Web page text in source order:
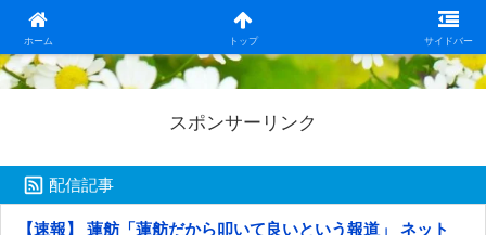
ホーム トップ サイドバー
日本第一！ニュース録
スポンサーリンク
配信記事
【速報】 蓮舫「蓮舫だから叩いて良いという報道」 ネット